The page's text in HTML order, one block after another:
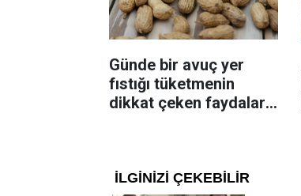
Günde bir avuç yer
fıstığı tüketmenin
dikkat çeken faydaları: